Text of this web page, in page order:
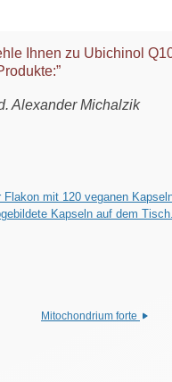
Ihnen zu Ubichinol
Alexander Michalzik
Mitochondrium forte